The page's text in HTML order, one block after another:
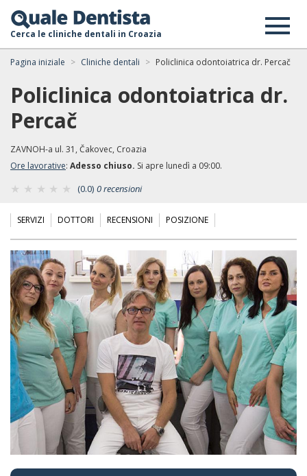
Cerca le cliniche dentali in Croazia
Pagina iniziale Cliniche dentali Policlinica odontoiatrica dr. Percač
Policlinica odontoiatrica dr.
Percač
ZAVNOH-a ul. 31, Čakovec, Croazia
Ore lavorative: Adesso chiuso. Si apre lunedì a 09:00.
(0.0) 0 recensioni
SERVIZI DOTTORI RECENSIONI POSIZIONE